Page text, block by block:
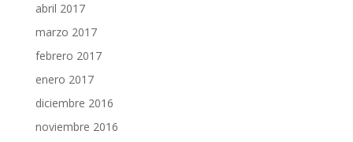
abril 2017
marzo 2017
febrero 2017
enero 2017
diciembre 2016
noviembre 2016